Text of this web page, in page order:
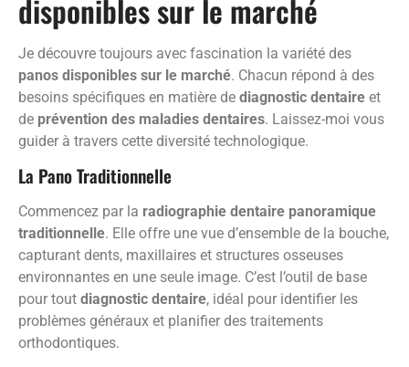
disponibles sur le marché
Je découvre toujours avec fascination la variété des
panos disponibles sur le marché. Chacun répond à des
besoins spécifiques en matière de diagnostic dentaire et
de prévention des maladies dentaires. Laissez-moi vous
guider à travers cette diversité technologique.
La Pano Traditionnelle
Commencez par la radiographie dentaire panoramique
traditionnelle. Elle offre une vue d’ensemble de la bouche,
capturant dents, maxillaires et structures osseuses
environnantes en une seule image. C’est l’outil de base
pour tout diagnostic dentaire, idéal pour identifier les
problèmes généraux et planifier des traitements
orthodontiques.